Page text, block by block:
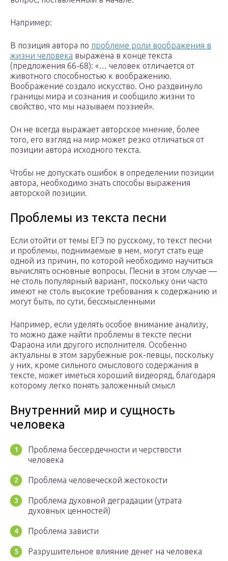
Например:
В позиция автора по проблеме роли воображения в
жизни человека выражена в конце текста
(предложения 66-68): «… человек отличается от
животного способностью к воображению.
Воображение создало искусство. Оно раздвинуло
границы мира и сознания и сообщило жизни то
свойство, что мы называем поэзией».
Он не всегда выражает авторское мнение, более
того, его взгляд на мир может резко отличаться от
позиции автора исходного текста.
Чтобы не допускать ошибок в определении позиции
автора, необходимо знать способы выражения
авторской позиции.
Проблемы из текста песни
Если отойти от темы ЕГЭ по русскому, то текст песни
и проблемы, поднимаемые в нем, могут стать еще
одной из причин, по которой необходимо научиться
вычислять основные вопросы. Песни в этом случае —
не столь популярный вариант, поскольку они часто
имеют не столь высокие требования к содержанию и
могут быть, по сути, бессмысленными
Например, если уделять особое внимание анализу,
то можно даже найти проблемы в тексте песни
Фараона или другого исполнителя. Особенно
актуальны в этом зарубежные рок-певцы, поскольку
у них, кроме сильного смыслового содержания в
тексте, может иметься хороший видеоряд, благодаря
которому легко понять заложенный смысл
Внутренний мир и сущность
человека
Проблема бессердечности и черствости
человека
Проблема человеческой жестокости
Проблема духовной деградации (утрата
духовных ценностей)
Проблема зависти
Разрушительное влияние денег на человека